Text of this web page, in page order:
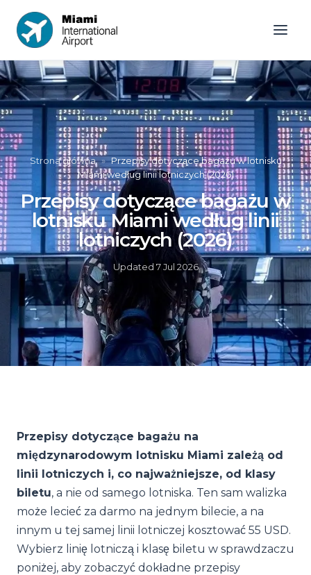
Strona główna » Przepisy dotyczące bagażu w lotnisku
Miami według linii lotniczych (2026)
Przepisy dotyczące bagażu w
lotnisku Miami według linii
lotniczych (2026)
Updated 7 Jul 2026
Przepisy dotyczące bagażu na
międzynarodowym lotnisku Miami zależą od
linii lotniczych i, co najważniejsze, od klasy
biletu, a nie od samego lotniska. Ten sam walizka
może lecieć za darmo na jednym bilecie, a na
innym u tej samej linii lotniczej kosztować 55 USD.
Wybierz linię lotniczą i klasę biletu w sprawdzaczu
poniżej, aby zobaczyć dokładne przepisy